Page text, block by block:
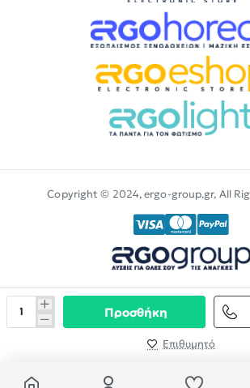
Προσθήκη
Επιθυμητό
Copyright © 2024, ergo-group.gr, All